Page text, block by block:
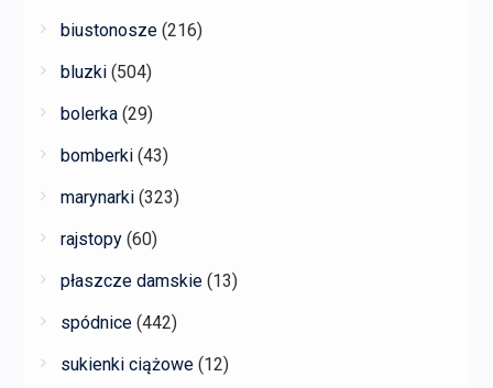
biustonosze (216)
bluzki (504)
bolerka (29)
bomberki (43)
marynarki (323)
rajstopy (60)
płaszcze damskie (13)
spódnice (442)
sukienki ciążowe (12)